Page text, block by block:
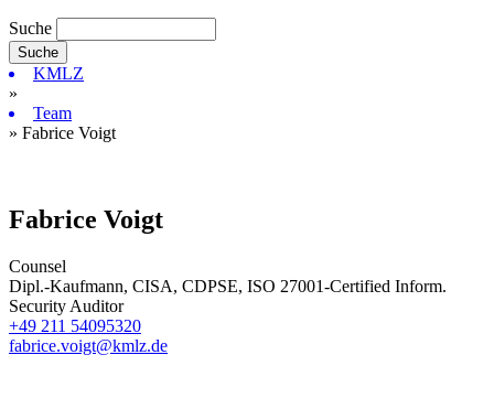
Suche
KMLZ
»
Team
» Fabrice Voigt
Fabrice Voigt
Counsel
Dipl.-Kaufmann, CISA, CDPSE, ISO 27001-Certified Inform.
Security Auditor
+49 211 54095320
fabrice.voigt@kmlz.de